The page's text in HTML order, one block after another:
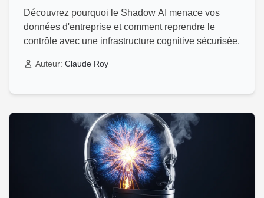
Découvrez pourquoi le Shadow AI menace vos
données d'entreprise et comment reprendre le
contrôle avec une infrastructure cognitive sécurisée.
Auteur: Claude Roy